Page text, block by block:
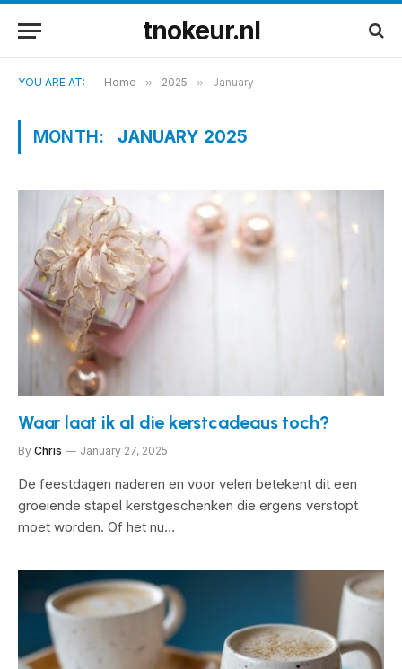
tnokeur.nl
YOU ARE AT: Home » 2025 » January
MONTH: JANUARY 2025
Waar laat ik al die kerstcadeaus toch?
By Chris January 27, 2025
De feestdagen naderen en voor velen betekent dit een
groeiende stapel kerstgeschenken die ergens verstopt
moet worden. Of het nu…